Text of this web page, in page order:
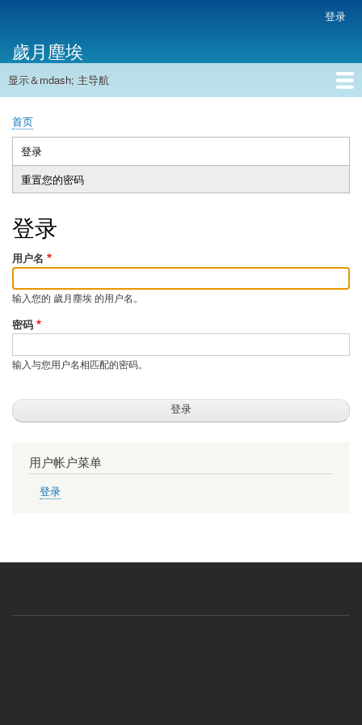
主
内
帐
户
菜
单
登录
歲月塵埃
主
航
显示＆mdash; 主导航
首页
面
包
屑
首页
主
标
登录
动
标
重置您的密码
登录
用户名
输入您的 歲月塵埃 的用户名。
密码
输入与您用户名相匹配的密码。
用户帐户菜单
登录